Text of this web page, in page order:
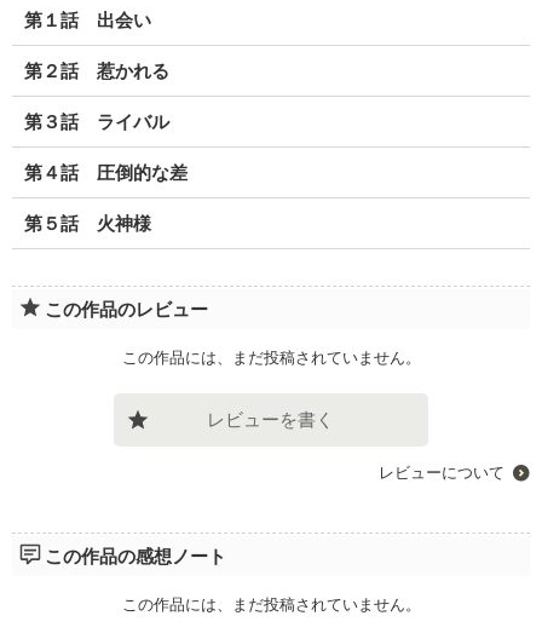
第１話 出会い
第２話 惹かれる
第３話 ライバル
第４話 圧倒的な差
第５話 火神様
この作品のレビュー
この作品には、まだ投稿されていません。
レビューを書く
レビューについて
この作品の感想ノート
この作品には、まだ投稿されていません。